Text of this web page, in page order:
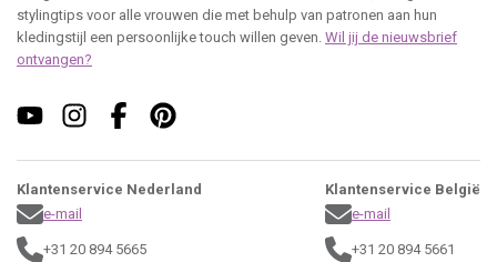
stylingtips voor alle vrouwen die met behulp van patronen aan hun
kledingstijl een persoonlijke touch willen geven. Wil jij de nieuwsbrief
ontvangen?
Klantenservice Nederland
e-mail
+31 20 894 5665
Klantenservice België
e-mail
+31 20 894 5661